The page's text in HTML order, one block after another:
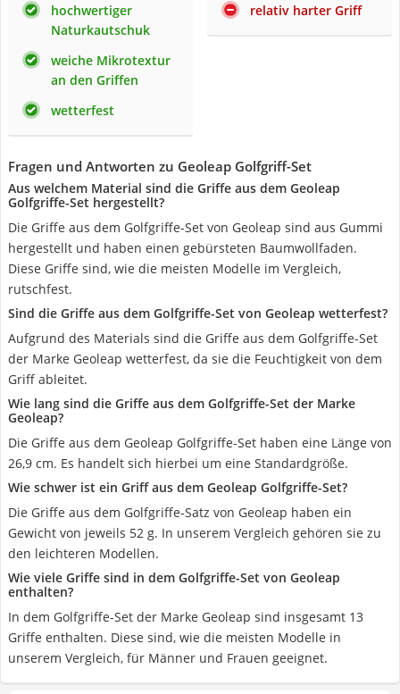
hochwertiger
Naturkautschuk
weiche Mikrotextur
an den Griffen
wetterfest
relativ harter Griff
Fragen und Antworten zu Geoleap Golfgriff-Set
Aus welchem Material sind die Griffe aus dem Geoleap
Golfgriffe-Set hergestellt?
Die Griffe aus dem Golfgriffe-Set von Geoleap sind aus Gummi
hergestellt und haben einen gebürsteten Baumwollfaden.
Diese Griffe sind, wie die meisten Modelle im Vergleich,
rutschfest.
Sind die Griffe aus dem Golfgriffe-Set von Geoleap wetterfest?
Aufgrund des Materials sind die Griffe aus dem Golfgriffe-Set
der Marke Geoleap wetterfest, da sie die Feuchtigkeit von dem
Griff ableitet.
Wie lang sind die Griffe aus dem Golfgriffe-Set der Marke
Geoleap?
Die Griffe aus dem Geoleap Golfgriffe-Set haben eine Länge von
26,9 cm. Es handelt sich hierbei um eine Standardgröße.
Wie schwer ist ein Griff aus dem Geoleap Golfgriffe-Set?
Die Griffe aus dem Golfgriffe-Satz von Geoleap haben ein
Gewicht von jeweils 52 g. In unserem Vergleich gehören sie zu
den leichteren Modellen.
Wie viele Griffe sind in dem Golfgriffe-Set von Geoleap
enthalten?
In dem Golfgriffe-Set der Marke Geoleap sind insgesamt 13
Griffe enthalten. Diese sind, wie die meisten Modelle in
unserem Vergleich, für Männer und Frauen geeignet.